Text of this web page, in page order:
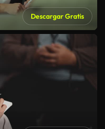
Descargar Gratis